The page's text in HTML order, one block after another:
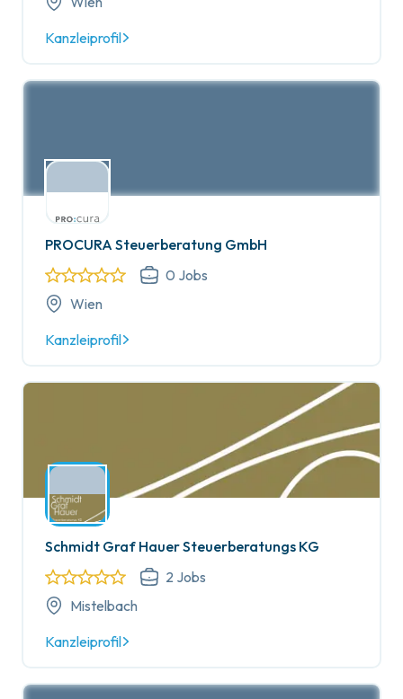
Kanzleiprofil
PROCURA Steuerberatung GmbH
0 Jobs
Wien
Kanzleiprofil
Schmidt Graf Hauer Steuerberatungs KG
2 Jobs
Mistelbach
Kanzleiprofil